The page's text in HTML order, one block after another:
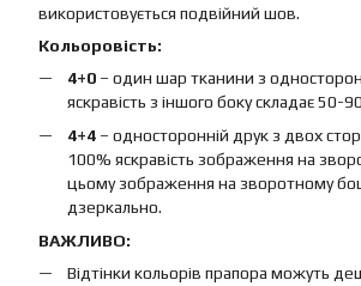
використовується подвійний шов.
Кольоровість:
4+0 – один шар тканини з
яскравість з іншого боку складає 50-
4+4 – односторонній друк з двох
100% яскравість зображення на
цьому зображення на зворотному
дзеркально.
ВАЖЛИВО:
Відтінки кольорів прапора можуть